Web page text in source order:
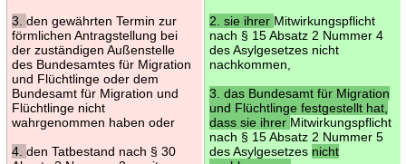
3. den gewährten Termin zur
förmlichen Antragstellung bei
der zuständigen Außenstelle
des Bundesamtes für Migration
und Flüchtlinge oder dem
Bundesamt für Migration und
Flüchtlinge nicht
wahrgenommen haben oder
4. den Tatbestand nach § 30
2. sie ihrer Mitwirkungspflicht
nach § 15 Absatz 2 Nummer 4
des Asylgesetzes nicht
nachkommen,
3. das Bundesamt für Migration
und Flüchtlinge festgestellt hat,
dass sie ihrer Mitwirkungspflicht
nach § 15 Absatz 2 Nummer 5
des Asylgesetzes nicht